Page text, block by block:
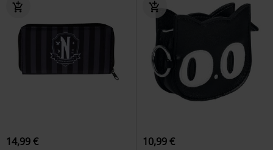
14,99 € 10,99 €